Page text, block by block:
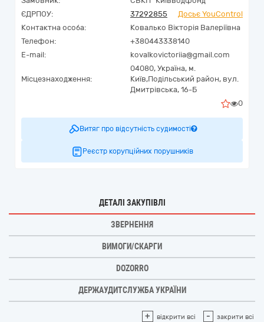
ЄДРПОУ:
37292855
Досьє YouControl
Контактна особа:
Ковалько Вікторія Валеріївна
Телефон:
+380443338140
E-mail:
kovalkovictoriia@gmail.com
Місцезнаходження:
04080, Україна, м.
Київ,Подільський район, вул.
Дмитрівська, 16-Б
0
Витяг про відсутність судимості
Реєстр корупційних порушників
ДЕТАЛІ ЗАКУПІВЛІ
ЗВЕРНЕННЯ
ВИМОГИ/СКАРГИ
DOZORRO
ДЕРЖАУДИТСЛУЖБА УКРАЇНИ
+ відкрити всі - закрити всі